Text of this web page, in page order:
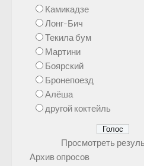
Камикадзе
Лонг-Бич
Текила бум
Мартини
Боярский
Бронепоезд
Алёша
другой коктейль
Просмотреть
Архив опросов